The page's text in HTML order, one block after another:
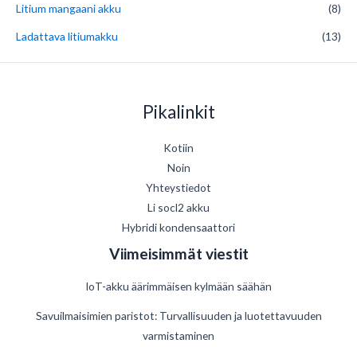
Litium mangaani akku (8)
Ladattava litiumakku (13)
Pikalinkit
Kotiin
Noin
Yhteystiedot
Li socl2 akku
Hybridi kondensaattori
Viimeisimmät viestit
IoT-akku äärimmäisen kylmään säähän
Savuilmaisimien paristot: Turvallisuuden ja luotettavuuden
varmistaminen